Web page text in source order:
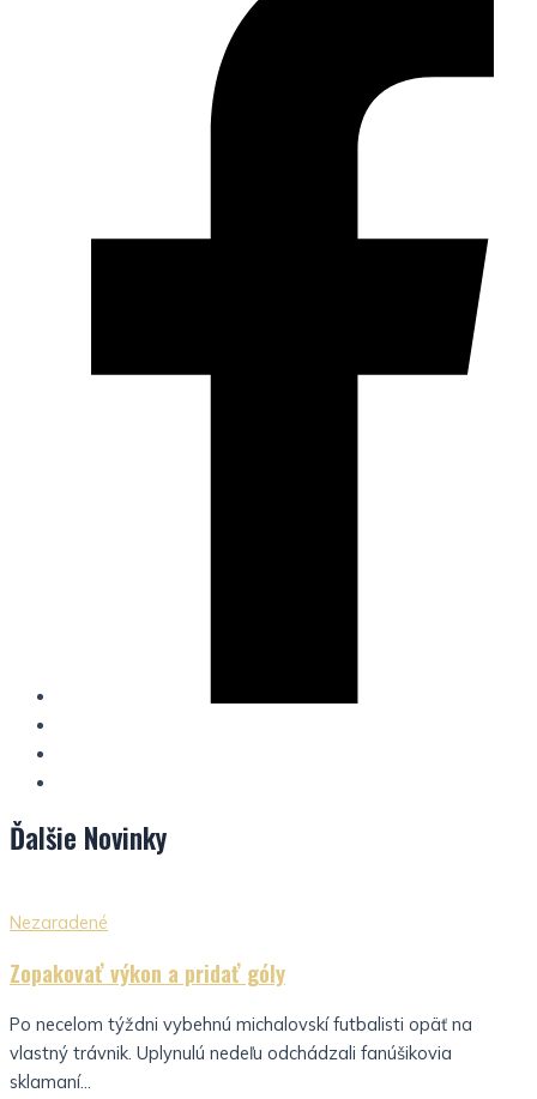
Ďalšie Novinky
Nezaradené
Zopakovať výkon a pridať góly
Po necelom týždni vybehnú michalovskí futbalisti opäť na
vlastný trávnik. Uplynulú nedeľu odchádzali fanúšikovia
sklamaní...